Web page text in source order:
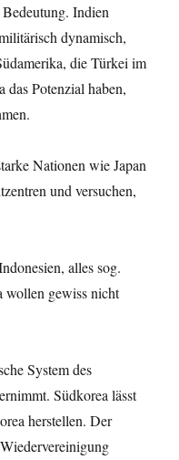
Indien
dynamisch,
die Türkei im
Potenzial haben,
Nationen wie Japan
und versuchen,
alles sog.
wollen gewiss nicht
System des
Südkorea lässt
herstellen. Der